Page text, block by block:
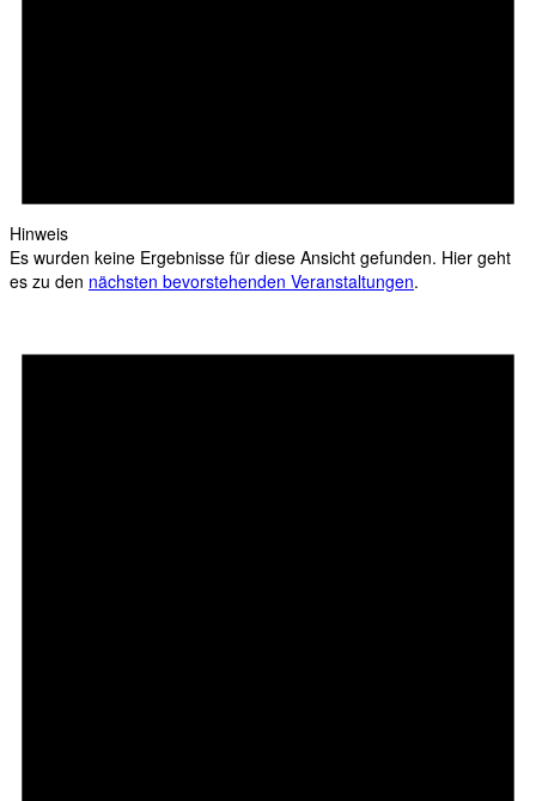
Hinweis
Es wurden keine Ergebnisse für diese Ansicht gefunden. Hier geht
es zu den nächsten bevorstehenden Veranstaltungen.